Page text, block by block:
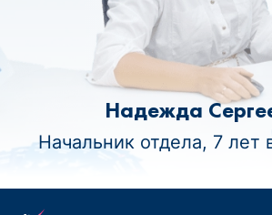
Надежда
Начальник отдела, 7 лет